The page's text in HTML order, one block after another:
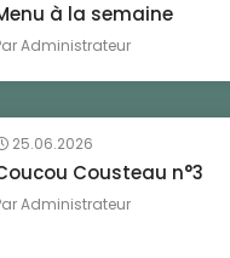
à la semaine
Administrateur
25.06.2026
Cousteau n°3
Administrateur